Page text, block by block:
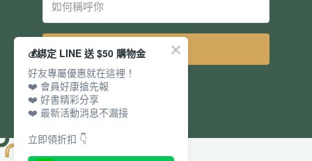
立即訂閱
💰綁定 LINE 送 $50 購物金
好友專屬優惠就在這裡！
❤️ 會員好康搶先報
❤️ 好書精彩分享
❤️ 最新活動消息不漏接
立即領折扣 👇